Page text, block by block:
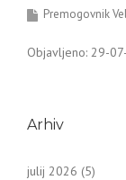
Premogovnik
Objavljeno: 29-
Arhiv
julij 2026 (5)